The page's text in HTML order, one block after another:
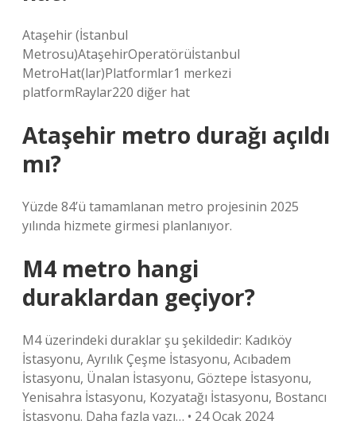
Ataşehir (İstanbul
Metrosu)AtaşehirOperatörüİstanbul
MetroHat(lar)Platformlar1 merkezi
platformRaylar220 diğer hat
Ataşehir metro durağı açıldı
mı?
Yüzde 84’ü tamamlanan metro projesinin 2025
yılında hizmete girmesi planlanıyor.
M4 metro hangi
duraklardan geçiyor?
M4 üzerindeki duraklar şu şekildedir: Kadıköy
İstasyonu, Ayrılık Çeşme İstasyonu, Acıbadem
İstasyonu, Ünalan İstasyonu, Göztepe İstasyonu,
Yenisahra İstasyonu, Kozyatağı İstasyonu, Bostancı
İstasyonu. Daha fazla yazı… • 24 Ocak 2024